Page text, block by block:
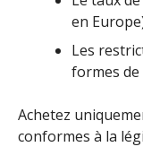
en
Les
formes
Achetez
conformes à la